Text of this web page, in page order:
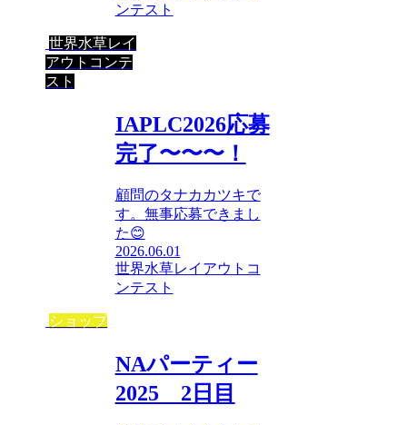
ンテスト
世界水草レイ
アウトコンテ
スト
IAPLC2026応募
完了〜〜〜！
顧問のタナカカツキで
す。無事応募できまし
た😊
2026.06.01
世界水草レイアウトコ
ンテスト
ショップ
NAパーティー
2025 2日目